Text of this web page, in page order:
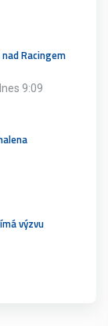
Racingem
9:09
výzvu